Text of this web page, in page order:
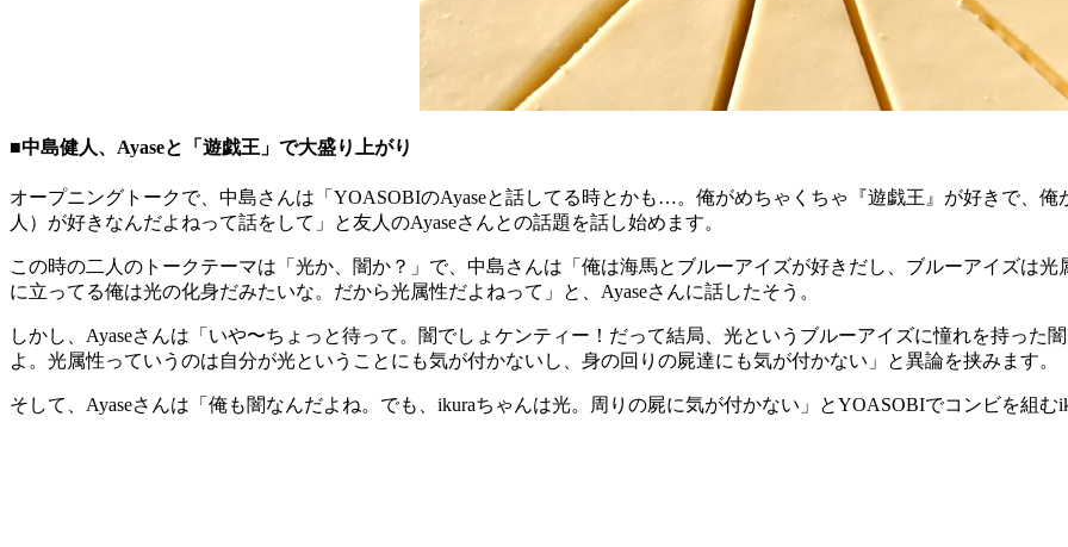
■中島健人、Ayaseと「遊戯王」で大盛り上がり
オープニングトークで、中島さんは「YOASOBIのAyaseと話してる時とかも…。俺がめちゃくちゃ『遊戯王』が好きで、
人）が好きなんだよねって話をして」と友人のAyaseさんとの話題を話し始めます。
この時の二人のトークテーマは「光か、闇か？」で、中島さんは「俺は海馬とブルーアイズが好きだし、ブルーアイズは
に立ってる俺は光の化身だみたいな。だから光属性だよねって」と、Ayaseさんに話したそう。
しかし、Ayaseさんは「いや〜ちょっと待って。闇でしょケンティー！だって結局、光というブルーアイズに憧れを持った
よ。光属性っていうのは自分が光ということにも気が付かないし、身の回りの屍達にも気が付かない」と異論を挟みます。
そして、Ayaseさんは「俺も闇なんだよね。でも、ikuraちゃんは光。周りの屍に気が付かない」とYOASOBIでコンビを組む